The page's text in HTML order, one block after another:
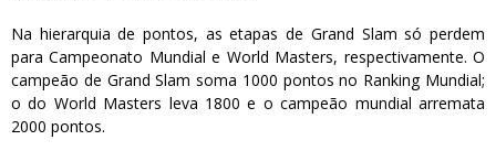
Na hierarquia de pontos, as etapas de Grand Slam só perdem
para Campeonato Mundial e World Masters, respectivamente. O
campeão de Grand Slam soma 1000 pontos no Ranking Mundial;
o do World Masters leva 1800 e o campeão mundial arremata
2000 pontos.